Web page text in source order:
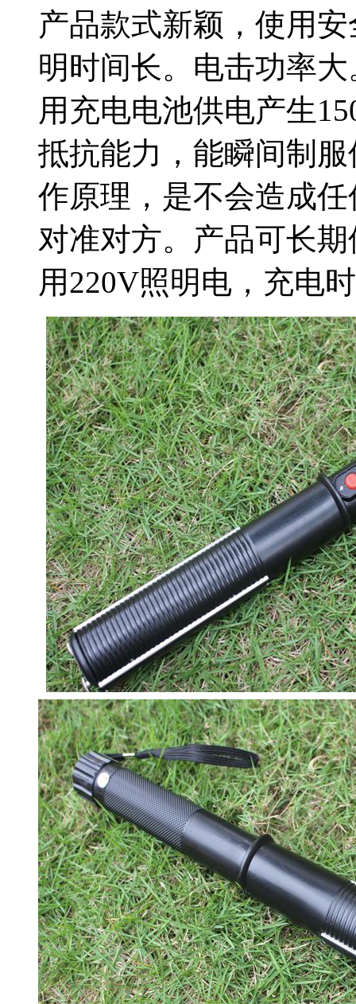
产品款式新颖，使用
明时间长。电击功率
用充电电池供电产生
抵抗能力，能瞬间制
作原理，是不会造成
对准对方。产品可长
用220V照明电，充电